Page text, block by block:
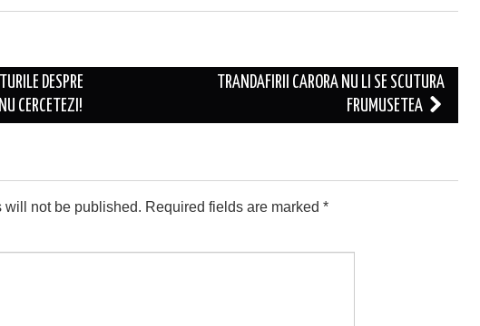
DESPRE
CERCETEZI!
TRANDAFIRII CARORA NU LI SE SCUTURA
FRUMUSETEA
will not be published. Required fields are marked *